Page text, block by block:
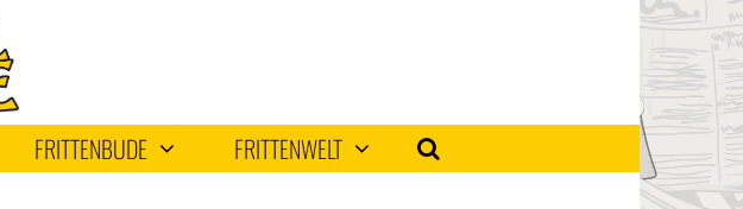
FRITTENBUDE FRITTENWELT